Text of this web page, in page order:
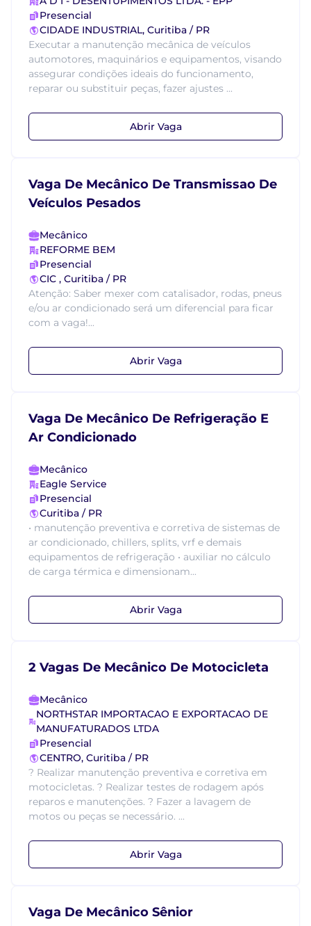
Presencial
CIDADE INDUSTRIAL, Curitiba / PR
Executar a manutenção mecânica de veículos
automotores, maquinários e equipamentos, visando
assegurar condições ideais do funcionamento,
reparar ou substituir peças, fazer ajustes ...
Abrir Vaga
Vaga De Mecânico De Transmissao De
Veículos Pesados
Mecânico
REFORME BEM
Presencial
CIC , Curitiba / PR
Atenção: Saber mexer com catalisador, rodas, pneus
e/ou ar condicionado será um diferencial para ficar
com a vaga!...
Abrir Vaga
Vaga De Mecânico De Refrigeração E
Ar Condicionado
Mecânico
Eagle Service
Presencial
Curitiba / PR
• manutenção preventiva e corretiva de sistemas de
ar condicionado, chillers, splits, vrf e demais
equipamentos de refrigeração • auxiliar no cálculo
de carga térmica e dimensionam...
Abrir Vaga
2 Vagas De Mecânico De Motocicleta
Mecânico
NORTHSTAR IMPORTACAO E EXPORTACAO DE
MANUFATURADOS LTDA
Presencial
CENTRO, Curitiba / PR
? Realizar manutenção preventiva e corretiva em
motocicletas. ? Realizar testes de rodagem após
reparos e manutenções. ? Fazer a lavagem de
motos ou peças se necessário. ...
Abrir Vaga
Vaga De Mecânico Sênior